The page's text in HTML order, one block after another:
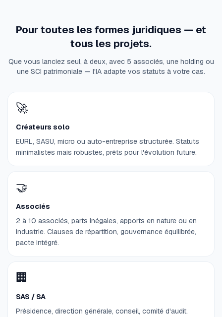
Pour toutes les formes juridiques — et
tous les projets.
Que vous lanciez seul, à deux, avec 5 associés, une holding ou
une SCI patrimoniale — l'IA adapte vos statuts à votre cas.
🚀
Créateurs solo
EURL, SASU, micro ou auto-entreprise structurée. Statuts
minimalistes mais robustes, prêts pour l'évolution future.
🤝
Associés
2 à 10 associés, parts inégales, apports en nature ou en
industrie. Clauses de répartition, gouvernance équilibrée,
pacte intégré.
🏢
SAS / SA
Présidence, direction générale, conseil, comité d'audit.